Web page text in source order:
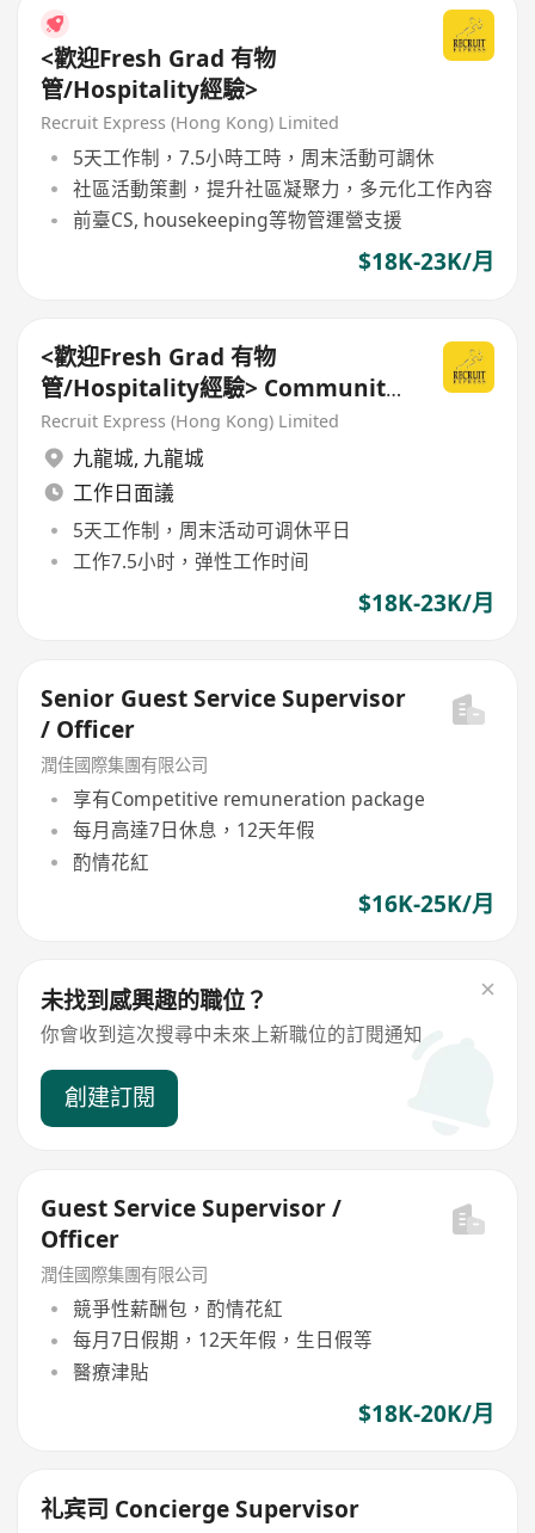
<歡迎Fresh Grad 有物
管/Hospitality經驗>
Recruit Express (Hong Kong) Limited
5天工作制，7.5小時工時，周末活動可調休
社區活動策劃，提升社區凝聚力，多元化工作內容
前臺CS, housekeeping等物管運營支援
$18K-23K/月
<歡迎Fresh Grad 有物
管/Hospitality經驗> Community
Officer 18-23K
Recruit Express (Hong Kong) Limited
九龍城, 九龍城
工作日面議
5天工作制，周末活动可调休平日
工作7.5小时，弹性工作时间
$18K-23K/月
Senior Guest Service Supervisor
/ Officer
潤佳國際集團有限公司
享有Competitive remuneration package
每月高達7日休息，12天年假
酌情花紅
$16K-25K/月
未找到感興趣的職位？
你會收到這次搜尋中未來上新職位的訂閱通知
創建訂閱
Guest Service Supervisor /
Officer
潤佳國際集團有限公司
競爭性薪酬包，酌情花紅
每月7日假期，12天年假，生日假等
醫療津貼
$18K-20K/月
礼宾司 Concierge Supervisor